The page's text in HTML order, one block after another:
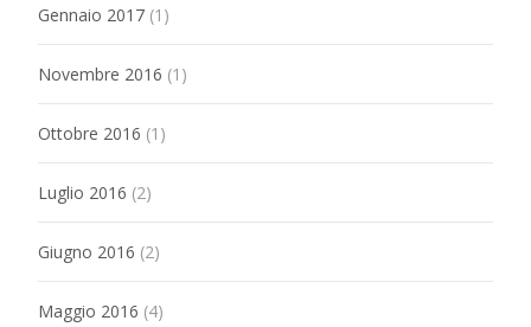
Gennaio 2017 (1)
Novembre 2016 (1)
Ottobre 2016 (1)
Luglio 2016 (2)
Giugno 2016 (2)
Maggio 2016 (4)